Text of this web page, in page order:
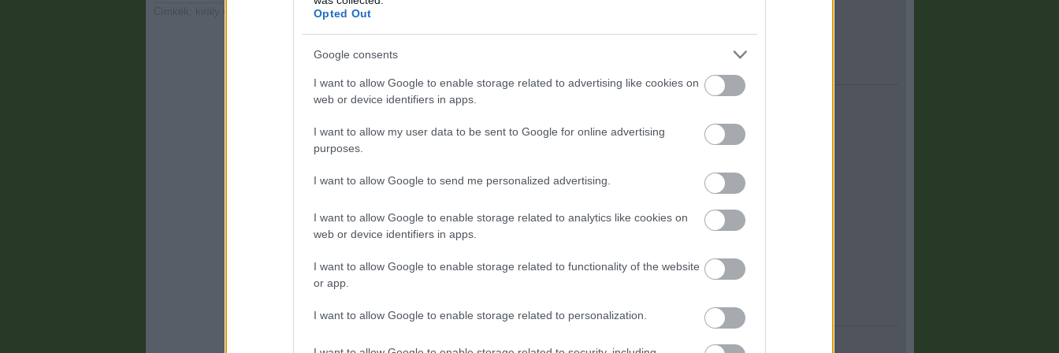
Opted Out
Google consents
I want to allow Google to enable storage related to advertising like cookies on
web or device identifiers in apps.
I want to allow my user data to be sent to Google for online advertising
purposes.
I want to allow Google to send me personalized advertising.
I want to allow Google to enable storage related to analytics like cookies on
web or device identifiers in apps.
I want to allow Google to enable storage related to functionality of the website
or app.
I want to allow Google to enable storage related to personalization.
Mágnásfertály
10ker blog - Kőbánya
Budapest Száksz
Budapest anno
Lásd Budapestet!
Retkes dolgok
Terézváros
XII. kerület
Zöld a városban
XV.kerületi blog